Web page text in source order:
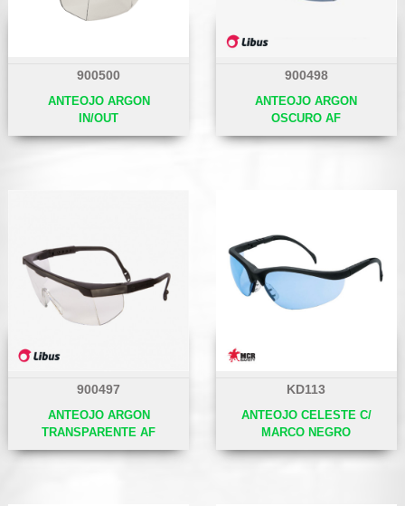
900500
ANTEOJO ARGON
IN/OUT
900498
ANTEOJO ARGON
OSCURO AF
900497
ANTEOJO ARGON
TRANSPARENTE AF
KD113
ANTEOJO CELESTE C/
MARCO NEGRO